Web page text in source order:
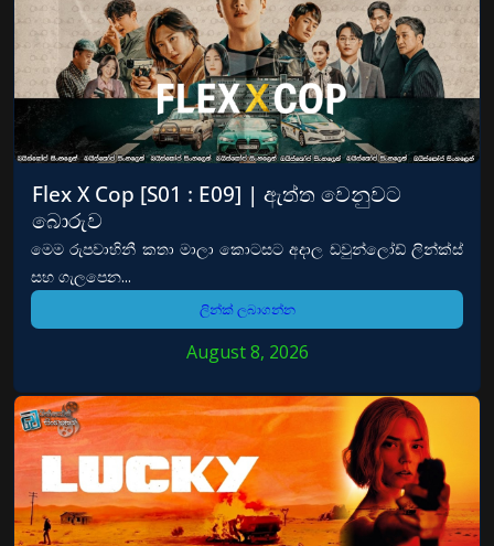
Flex X Cop [S01 : E09] | ඇත්ත වෙනුවට
බොරුව
මෙම රුපවාහිනී කතා මාලා කොටසට අදාල ඩවුන්ලෝඩ් ලින්ක්ස්
සහ ගැලපෙන...
ලින්ක් ලබාගන්න
August 8, 2026